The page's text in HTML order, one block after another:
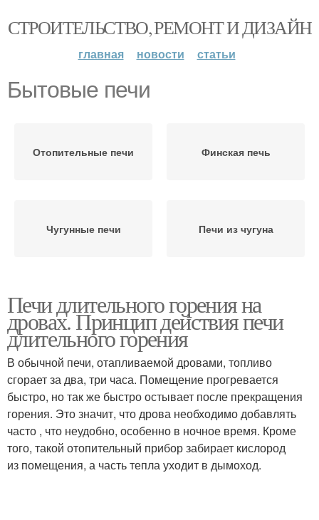
СТРОИТЕЛЬСТВО, РЕМОНТ И ДИЗАЙН
главная новости статьи
Бытовые печи
Отопительные печи Финская печь
Чугунные печи Печи из чугуна
Печи длительного горения на
дровах. Принцип действия печи
длительного горения
В обычной печи, отапливаемой дровами, топливо
сгорает за два, три часа. Помещение прогревается
быстро, но так же быстро остывает после прекращения
горения. Это значит, что дрова необходимо добавлять
часто , что неудобно, особенно в ночное время. Кроме
того, такой отопительный прибор забирает кислород
из помещения, а часть тепла уходит в дымоход.